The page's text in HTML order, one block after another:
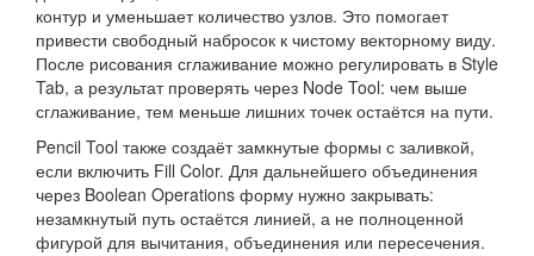
контур и уменьшает количество узлов. Это помогает
привести свободный набросок к чистому векторному виду.
После рисования сглаживание можно регулировать в Style
Tab, а результат проверять через Node Tool: чем выше
сглаживание, тем меньше лишних точек остаётся на пути.
Pencil Tool также создаёт замкнутые формы с заливкой,
если включить Fill Color. Для дальнейшего объединения
через Boolean Operations форму нужно закрывать:
незамкнутый путь остаётся линией, а не полноценной
фигурой для вычитания, объединения или пересечения.